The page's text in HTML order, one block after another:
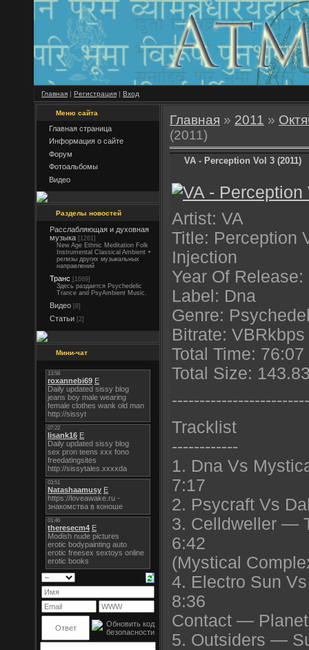
Главная | Регистрация | Вход
Меню сайта
Главная страница
Информация о сайте
Форум
Фотоальбомы
Видео
Разделы новостей
Расслабляющая и духовная
музыка [1261]
New Age Ethnic Meditation Folk
Instrumental Classical Ambient +
релизы других музыкальных
направлений
Транс [1669]
Здесь раздается Psychedelic
Trance and PsyAmbient Music.
Видео [8]
Статьи [2]
Мини-чат
Главная » 2011 »
(2011)
VA - Perception Vol 3 (2011)
Artist: VA
Title: Perception
Injection
Year Of Release:
Label: Dna
Genre:
Bitrate:
Total Time: 76:07
Total Size:
----------------------
Tracklist
------------
1. Dna Vs
7:17
2. Psycraft Vs
3. Celldweller —
6:42
(Mystical
4. Electro Sun
8:36
Contact —
5. Outsiders —